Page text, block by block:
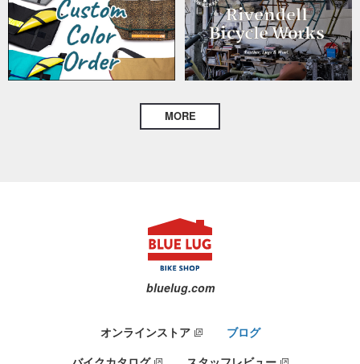
MORE
bluelug.com
オンラインストア
ブログ